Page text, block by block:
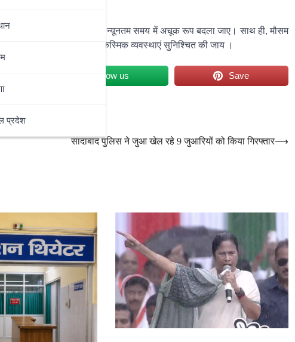
प्रदेश
निर्धारित समय सीमा के अंदर न्यूनतम समय में अचूक रूप बदला जाए। साथ ही, मौसम
विश्लेषण कराते हुए सभी आकस्मिक व्यवस्थाएं सुनिश्चित की जाय ।
Follow us Save
सादाबाद पुलिस ने जुआ खेल रहे 9 जुआरियों को किया गिरफ्तार⟶